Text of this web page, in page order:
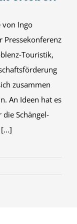
von Ingo
Pressekonferenz
Touristik,
zusammen
An Ideen hat es
Schängel-